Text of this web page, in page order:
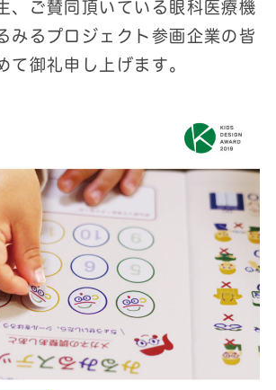
、ご賛同頂いている眼科医療機
みるプロジェクト参画企業の皆
て御礼申し上げます。